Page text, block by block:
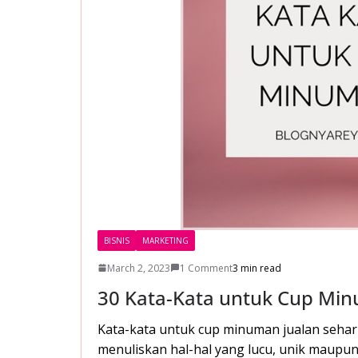
BISNIS MARKETING
March 2, 2023 1 Comment3 min read
30 Kata-Kata untuk Cup
Kata-kata untuk cup minuman jualan
menuliskan hal-hal yang lucu, unik